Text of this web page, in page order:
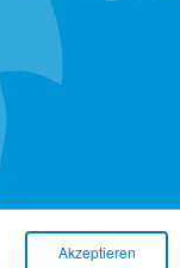
Akzeptieren